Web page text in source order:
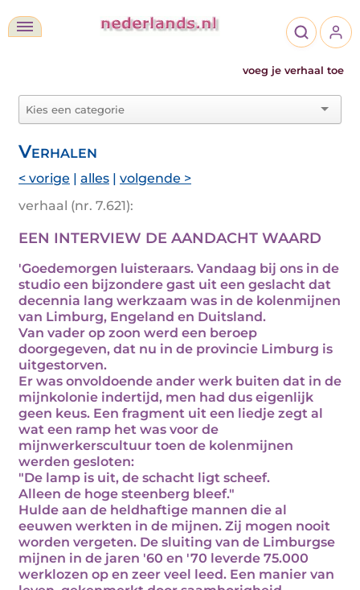
voeg je verhaal toe
Verhalen
< vorige | alles | volgende >
verhaal (nr. 7.621):
EEN INTERVIEW DE AANDACHT WAARD
'Goedemorgen luisteraars. Vandaag bij ons in de
studio een bijzondere gast uit een geslacht dat
decennia lang werkzaam was in de kolenmijnen
van Limburg, Engeland en Duitsland.
Van vader op zoon werd een beroep
doorgegeven, dat nu in de provincie Limburg is
uitgestorven.
Er was onvoldoende ander werk buiten dat in de
mijnkolonie indertijd, men had dus eigenlijk
geen keus. Een fragment uit een liedje zegt al
wat een ramp het was voor de
mijnwerkerscultuur toen de kolenmijnen
werden gesloten:
"De lamp is uit, de schacht ligt scheef.
Alleen de hoge steenberg bleef."
Hulde aan de heldhaftige mannen die al
eeuwen werkten in de mijnen. Zij mogen nooit
worden vergeten. De sluiting van de Limburgse
mijnen in de jaren '60 en '70 leverde 75.000
werklozen op en zeer veel leed. Een manier van